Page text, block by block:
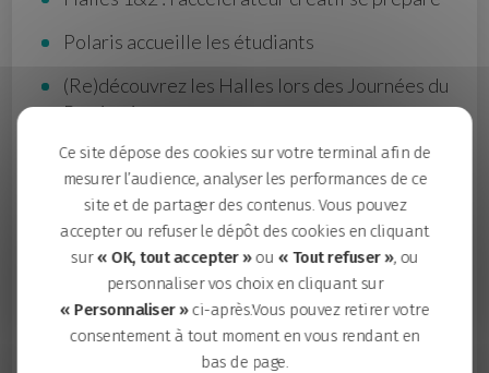
Polaris accueille les étudiants
(Re)découvrez les Halles lors des Journées du
Patrimoine
Le belvédère-guinguette s’installe sur les
berges
Un nouveau pôle social en construction
Et plein d’autres projets à découvrir !
TÉLÉCHARGER LE MAGAZINE
Ce site dépose des cookies sur votre terminal afin de
mesurer l’audience, analyser les performances de ce
site et de partager des contenus. Vous pouvez
accepter ou refuser le dépôt des cookies en cliquant
sur« OK, tout accepter »ou « Tout refuser », ou
personnaliser vos choix en cliquant sur
« Personnaliser »ci-après.Vous pouvez retirer votre
consentement à tout moment en vous rendant en
bas de page.